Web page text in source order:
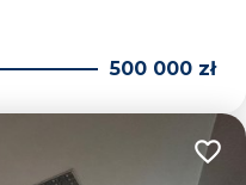
500 000 zł